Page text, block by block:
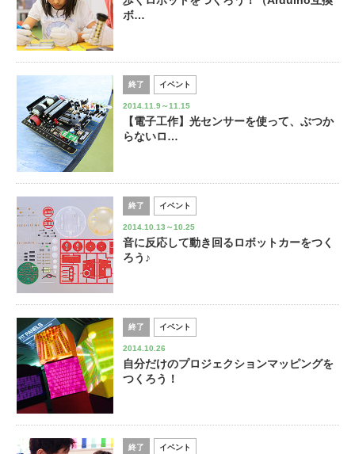
ボ…
終了 イベント
2014.11.9～11.15
【電子工作】光センサーを使って、ぶつか
らないロ…
終了 イベント
2014.10.13～10.25
音に反応して動き回るロボットカーをつく
ろう♪
終了 イベント
2014.10.26
自分だけのプロジェクションマッピングを
つくろう！
終了 イベント